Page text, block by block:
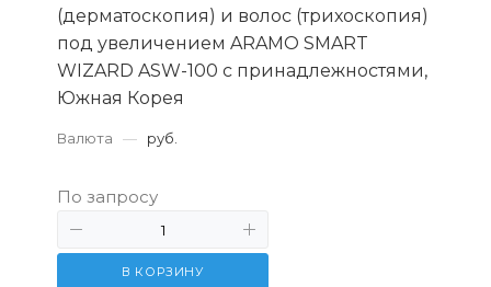
(дерматоскопия) и волос (трихоскопия)
под увеличением ARAMO SMART
WIZARD ASW-100 с принадлежностями,
Южная Корея
Валюта — руб.
По запросу
В КОРЗИНУ